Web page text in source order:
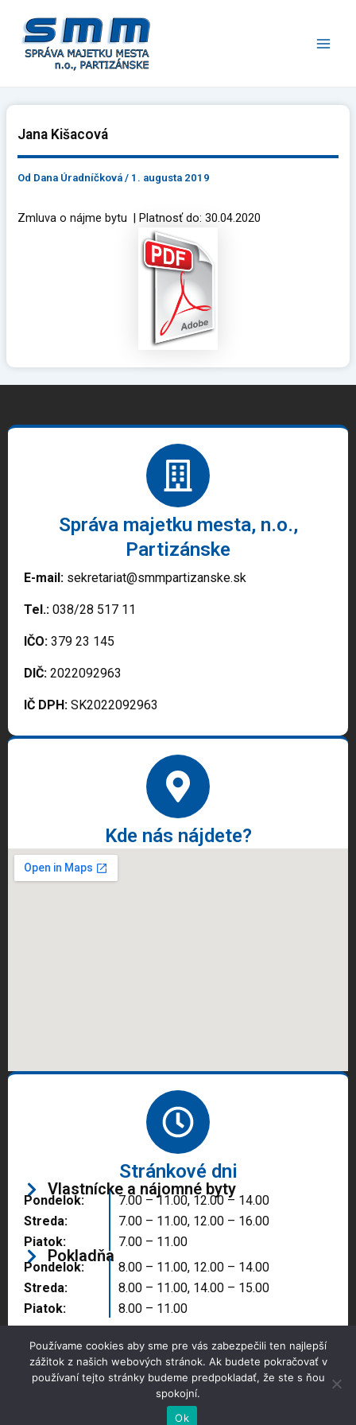
obsah
Jana Kišacová
Od Dana Úradníčková/ 1. augusta 2019
Zmluva o nájme bytu | Platnosť do: 30.04.2020
Správa majetku mesta, n.o.,
Partizánske
E-mail: sekretariat@smmpartizanske.sk
Tel.: 038/28 517 11
IČO: 379 23 145
DIČ: 2022092963
IČ DPH: SK2022092963
Kde nás nájdete?
Stránkové dni
Vlastnícke a nájomné byty
Pondelok:
Streda:
Piatok:
7.00 – 11.00, 12.00 – 14.00
7.00 – 11.00, 12.00 – 16.00
7.00 – 11.00
Pokladňa
Pondelok:
Streda:
Piatok:
8.00 – 11.00, 12.00 – 14.00
8.00 – 11.00, 14.00 – 15.00
8.00 – 11.00
Copyright © 2025 Správa majetku mesta, n.o.,
Partizánske
Používame cookies aby sme pre vás zabezpečili ten najlepší
zážitok z našich webových stránok. Ak budete pokračovať v
používaní tejto stránky budeme predpokladať, že ste s ňou
spokojní.
Ok